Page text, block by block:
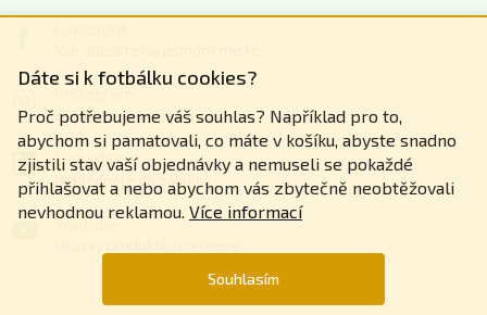
Dáte si k fotbálku cookies?
Proč potřebujeme váš souhlas? Například pro to,
abychom si pamatovali, co máte v košíku, abyste snadno
zjistili stav vaší objednávky a nemuseli se pokaždé
přihlašovat a nebo abychom vás zbytečně neobtěžovali
nevhodnou reklamou. Více informací
Souhlasím
Zážitky z našich akcí
Linkedin
Nahlédněte do zákulisí
Youtube